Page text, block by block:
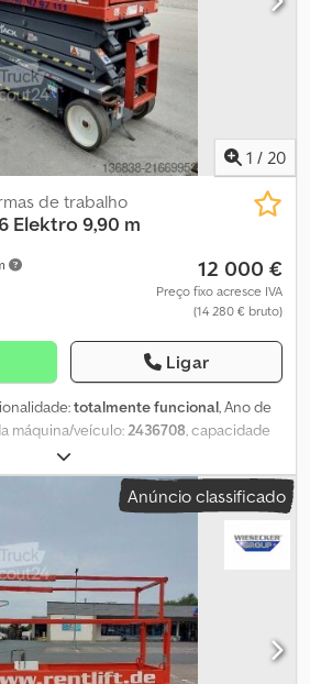
máxima de carga 227 kg
30% Velocidade de deslocação 1,1
disponível Aluguer opcional
estado geral de uso
1 / 20
de trabalho
Elektro 9,90 m
12 000 €
Preço fixo acresce IVA
(14 280 € bruto)
Ligar
totalmente funcional, Ano de
máquina/veículo:2436708, capacidade
mastro:telescópico
da plataforma:2 130 mm, largura da
, comprimento de
de combustível:
, tamanho do
, Dados técnicos Ano de fabrico
de trabalho 9,92 m Altura da
da plataforma (C x L) 2,13 m x 0,71 m
m Dimensões totais (C x L x A) 2,32 m x
Asyzmcbecqer Peso 1890 kg Capacidade
Anúncio classificado